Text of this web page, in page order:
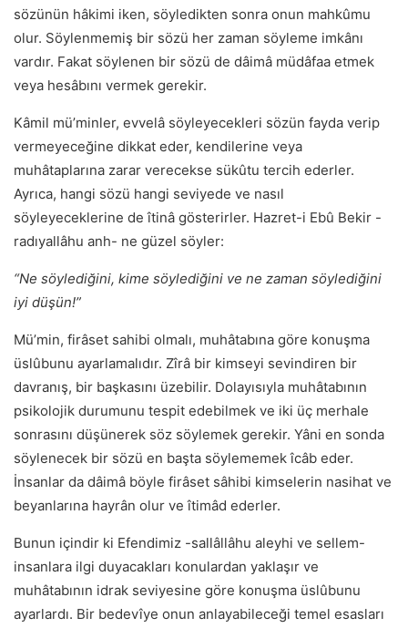
sözünün hâkimi iken, söyledikten sonra onun mahkûmu
olur. Söylenmemiş bir sözü her zaman söyleme imkânı
vardır. Fakat söylenen bir sözü de dâimâ müdâfaa etmek
veya hesâbını vermek gerekir.
Kâmil mü’minler, evvelâ söyleyecekleri sözün fayda verip
vermeyeceğine dikkat eder, kendilerine veya
muhâtaplarına zarar verecekse sükûtu tercih ederler.
Ayrıca, hangi sözü hangi seviyede ve nasıl
söyleyeceklerine de îtinâ gösterirler. Hazret-i Ebû Bekir -
radıyallâhu anh- ne güzel söyler:
“Ne söylediğini, kime söylediğini ve ne zaman söylediğini
iyi düşün!”
Mü’min, firâset sahibi olmalı, muhâtabına göre konuşma
üslûbunu ayarlamalıdır. Zîrâ bir kimseyi sevindiren bir
davranış, bir başkasını üzebilir. Dolayısıyla muhâtabının
psikolojik durumunu tespit edebilmek ve iki üç merhale
sonrasını düşünerek söz söylemek gerekir. Yâni en sonda
söylenecek bir sözü en başta söylememek îcâb eder.
İnsanlar da dâimâ böyle firâset sâhibi kimselerin nasihat ve
beyanlarına hayrân olur ve îtimâd ederler.
Bunun içindir ki Efendimiz -sallâllâhu aleyhi ve sellem-
insanlara ilgi duyacakları konulardan yaklaşır ve
muhâtabının idrak seviyesine göre konuşma üslûbunu
ayarlardı. Bir bedevîye onun anlayabileceği temel esasları